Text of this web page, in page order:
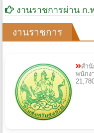
งานราชการผ่าน ก.
งานราชการ
สำ
พนักง